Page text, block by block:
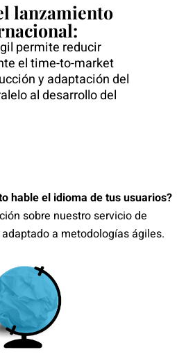
lanzamiento
permite reducir
el time-to-market
y adaptación del
al desarrollo del
hable el idioma de tus usuarios?
sobre nuestro servicio de
a metodologías ágiles.